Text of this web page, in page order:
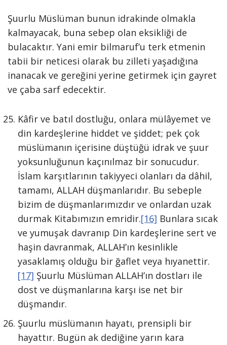
Şuurlu Müslüman bunun idrakinde olmakla
kalmayacak, buna sebep olan eksikliği de
bulacaktır. Yani emir bilmaruf’u terk etmenin
tabii bir neticesi olarak bu zilleti yaşadığına
inanacak ve gereğini yerine getirmek için gayret
ve çaba sarf edecektir.
Kâfir ve batıl dostluğu, onlara mülâyemet ve
din kardeşlerine hiddet ve şiddet; pek çok
müslümanın içerisine düştüğü idrak ve şuur
yoksunluğunun kaçınılmaz bir sonucudur.
İslam karşıtlarının takiyyeci olanları da dâhil,
tamamı, ALLAH düşmanlarıdır. Bu sebeple
bizim de düşmanlarımızdır ve onlardan uzak
durmak Kitabımızın emridir.[16] Bunlara sıcak
ve yumuşak davranıp Din kardeşlerine sert ve
haşin davranmak, ALLAH’ın kesinlikle
yasaklamış olduğu bir ğaflet veya hıyanettir.
[17] Şuurlu Müslüman ALLAH’ın dostları ile
dost ve düşmanlarına karşı ise net bir
düşmandır.
Şuurlu müslümanın hayatı, prensipli bir
hayattır. Bugün ak dediğine yarın kara